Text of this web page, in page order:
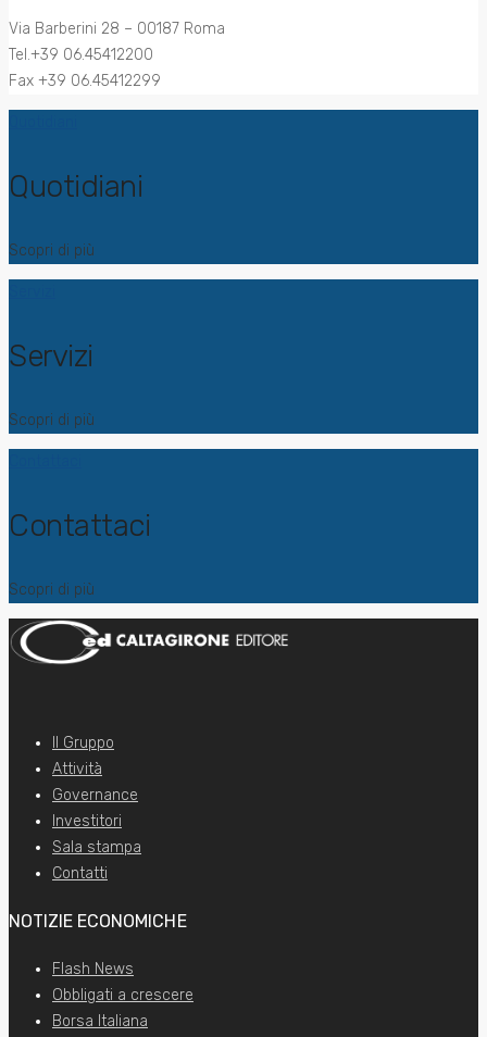
Via Barberini 28 – 00187 Roma
Tel.+39 06.45412200
Fax +39 06.45412299
Quotidiani
Scopri di più
Servizi
Scopri di più
Contattaci
Scopri di più
Il Gruppo
Attività
Governance
Investitori
Sala stampa
Contatti
NOTIZIE ECONOMICHE
Flash News
Obbligati a crescere
Borsa Italiana